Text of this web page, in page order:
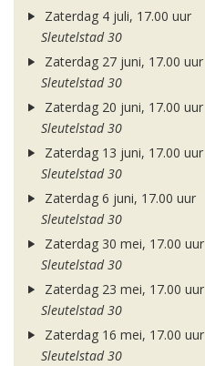
Zaterdag 4 juli, 17.00 uur
Sleutelstad 30
Zaterdag 27 juni, 17.00 uur
Sleutelstad 30
Zaterdag 20 juni, 17.00 uur
Sleutelstad 30
Zaterdag 13 juni, 17.00 uur
Sleutelstad 30
Zaterdag 6 juni, 17.00 uur
Sleutelstad 30
Zaterdag 30 mei, 17.00 uur
Sleutelstad 30
Zaterdag 23 mei, 17.00 uur
Sleutelstad 30
Zaterdag 16 mei, 17.00 uur
Sleutelstad 30